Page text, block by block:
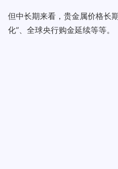
但中长期来看，贵金属价格长
化”、全球央行购金延续等等。